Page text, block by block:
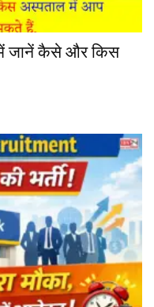
जानें कैसे और किस